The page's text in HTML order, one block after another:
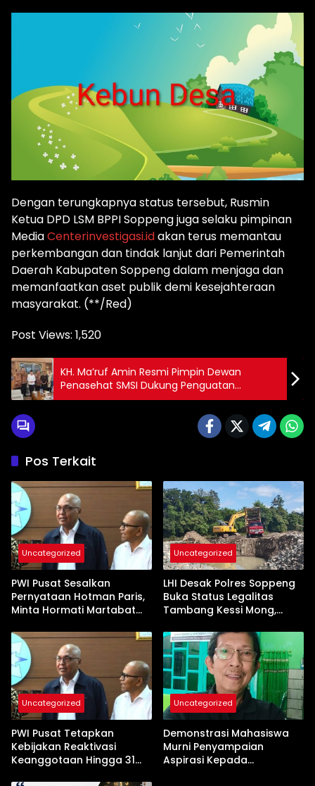
Dengan terungkapnya status tersebut, Rusmin
Ketua DPD LSM BPPI Soppeng juga selaku pimpinan
MediaCenterinvestigasi.idakan terus memantau
perkembangan dan tindak lanjut dari Pemerintah
Daerah Kabupaten Soppeng dalam menjaga dan
memanfaatkan aset publik demi kesejahteraan
masyarakat. (**/Red)
Post Views: 1,520
KH. Ma’ruf Amin Resmi Pimpin Dewan
Penasehat SMSI Dukung Penguatan
Ekosistem Media Siber Nasional dan HPN
Pos Terkait
Uncategorized
PWI Pusat Sesalkan
Pernyataan Hotman Paris,
Minta Hormati Martabat
Kemerdekaan Pers
Uncategorized
LHI Desak Polres Soppeng
Buka Status Legalitas
Tambang Kessi Mong,
Uncategorized
PWI Pusat Tetapkan
Kebijakan Reaktivasi
Keanggotaan Hingga 31
Uncategorized
Demonstrasi Mahasiswa
Murni Penyampaian
Aspirasi Kepada